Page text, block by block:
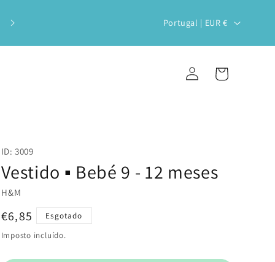
sustentabilidade!
P
a
g
Portugal | EUR €
Iniciar
sessão
Carrinho
ID: 3009
Vestido ▪️ Bebé 9 - 12 meses
H&M
Preço
normal
€6,85
Esgotado
Imposto incluído.